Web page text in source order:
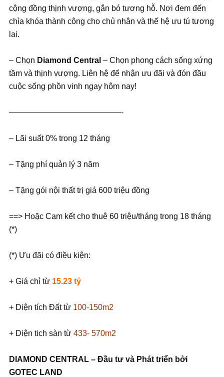
cộng đồng thịnh vượng, gắn bó tương hỗ. Nơi đem đến
chìa khóa thành công cho chủ nhân và thế hệ ưu tú tương
lai.
– Chọn Diamond Central – Chọn phong cách sống xứng
tầm và thịnh vượng. Liên hệ để nhận ưu đãi và đón đầu
cuộc sống phồn vinh ngay hôm nay!
——————————————-
– Lãi suất 0% trong 12 tháng
– Tặng phí quản lý 3 năm
– Tặng gói nội thất trị giá 600 triệu đồng
==> Hoặc Cam kết cho thuê 60 triệu/tháng trong 18 tháng
(*)
(*) Ưu đãi có điều kiện:
+ Giá chỉ từ 15.23 tỷ
+ Diện tích Đất từ 100-150m2
+ Diện tich sàn từ 433- 570m2
DIAMOND CENTRAL – Đầu tư và Phát triển bởi
GOTEC LAND